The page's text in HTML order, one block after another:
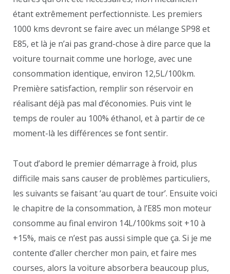
étant extrêmement perfectionniste. Les premiers
1000 kms devront se faire avec un mélange SP98 et
E85, et là je n’ai pas grand-chose à dire parce que la
voiture tournait comme une horloge, avec une
consommation identique, environ 12,5L/100km.
Première satisfaction, remplir son réservoir en
réalisant déjà pas mal d’économies. Puis vint le
temps de rouler au 100% éthanol, et à partir de ce
moment-là les différences se font sentir.
Tout d’abord le premier démarrage à froid, plus
difficile mais sans causer de problèmes particuliers,
les suivants se faisant ‘au quart de tour’. Ensuite voici
le chapitre de la consommation, à l’E85 mon moteur
consomme au final environ 14L/100kms soit +10 à
+15%, mais ce n’est pas aussi simple que ça. Si je me
contente d’aller chercher mon pain, et faire mes
courses, alors la voiture absorbera beaucoup plus,